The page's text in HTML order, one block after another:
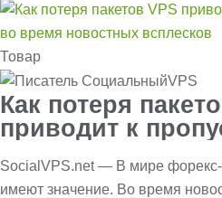
Товар
Как потеря
приводит к
новостных
SocialVPS.net — В мире
имеют значение. Во время